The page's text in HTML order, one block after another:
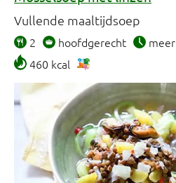
Vullende maaltijdsoep
2 hoofdgerecht
460 kcal